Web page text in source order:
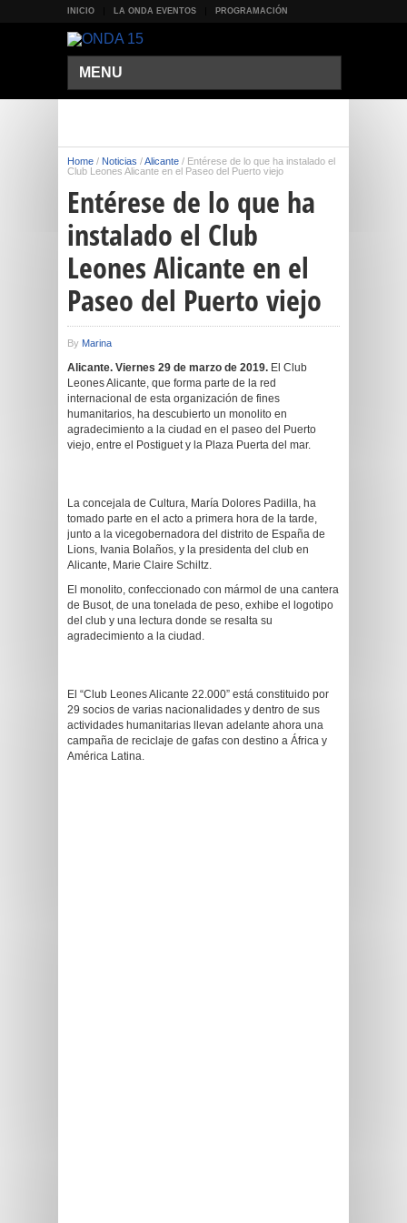
INICIO LA ONDA EVENTOS PROGRAMACIÓN
MENU
Home / Noticias /Alicante / Entérese de lo que ha instalado el
Club Leones Alicante en el Paseo del Puerto viejo
Entérese de lo que ha
instalado el Club
Leones Alicante en el
Paseo del Puerto viejo
By Marina
Alicante. Viernes 29 de marzo de 2019. El Club
Leones Alicante, que forma parte de la red
internacional de esta organización de fines
humanitarios, ha descubierto un monolito en
agradecimiento a la ciudad en el paseo del Puerto
viejo, entre el Postiguet y la Plaza Puerta del mar.
La concejala de Cultura, María Dolores Padilla, ha
tomado parte en el acto a primera hora de la tarde,
junto a la vicegobernadora del distrito de España de
Lions, Ivania Bolaños, y la presidenta del club en
Alicante, Marie Claire Schiltz.
El monolito, confeccionado con mármol de una cantera
de Busot, de una tonelada de peso, exhibe el logotipo
del club y una lectura donde se resalta su
agradecimiento a la ciudad.
El “Club Leones Alicante 22.000” está constituido por
29 socios de varias nacionalidades y dentro de sus
actividades humanitarias llevan adelante ahora una
campaña de reciclaje de gafas con destino a África y
América Latina.